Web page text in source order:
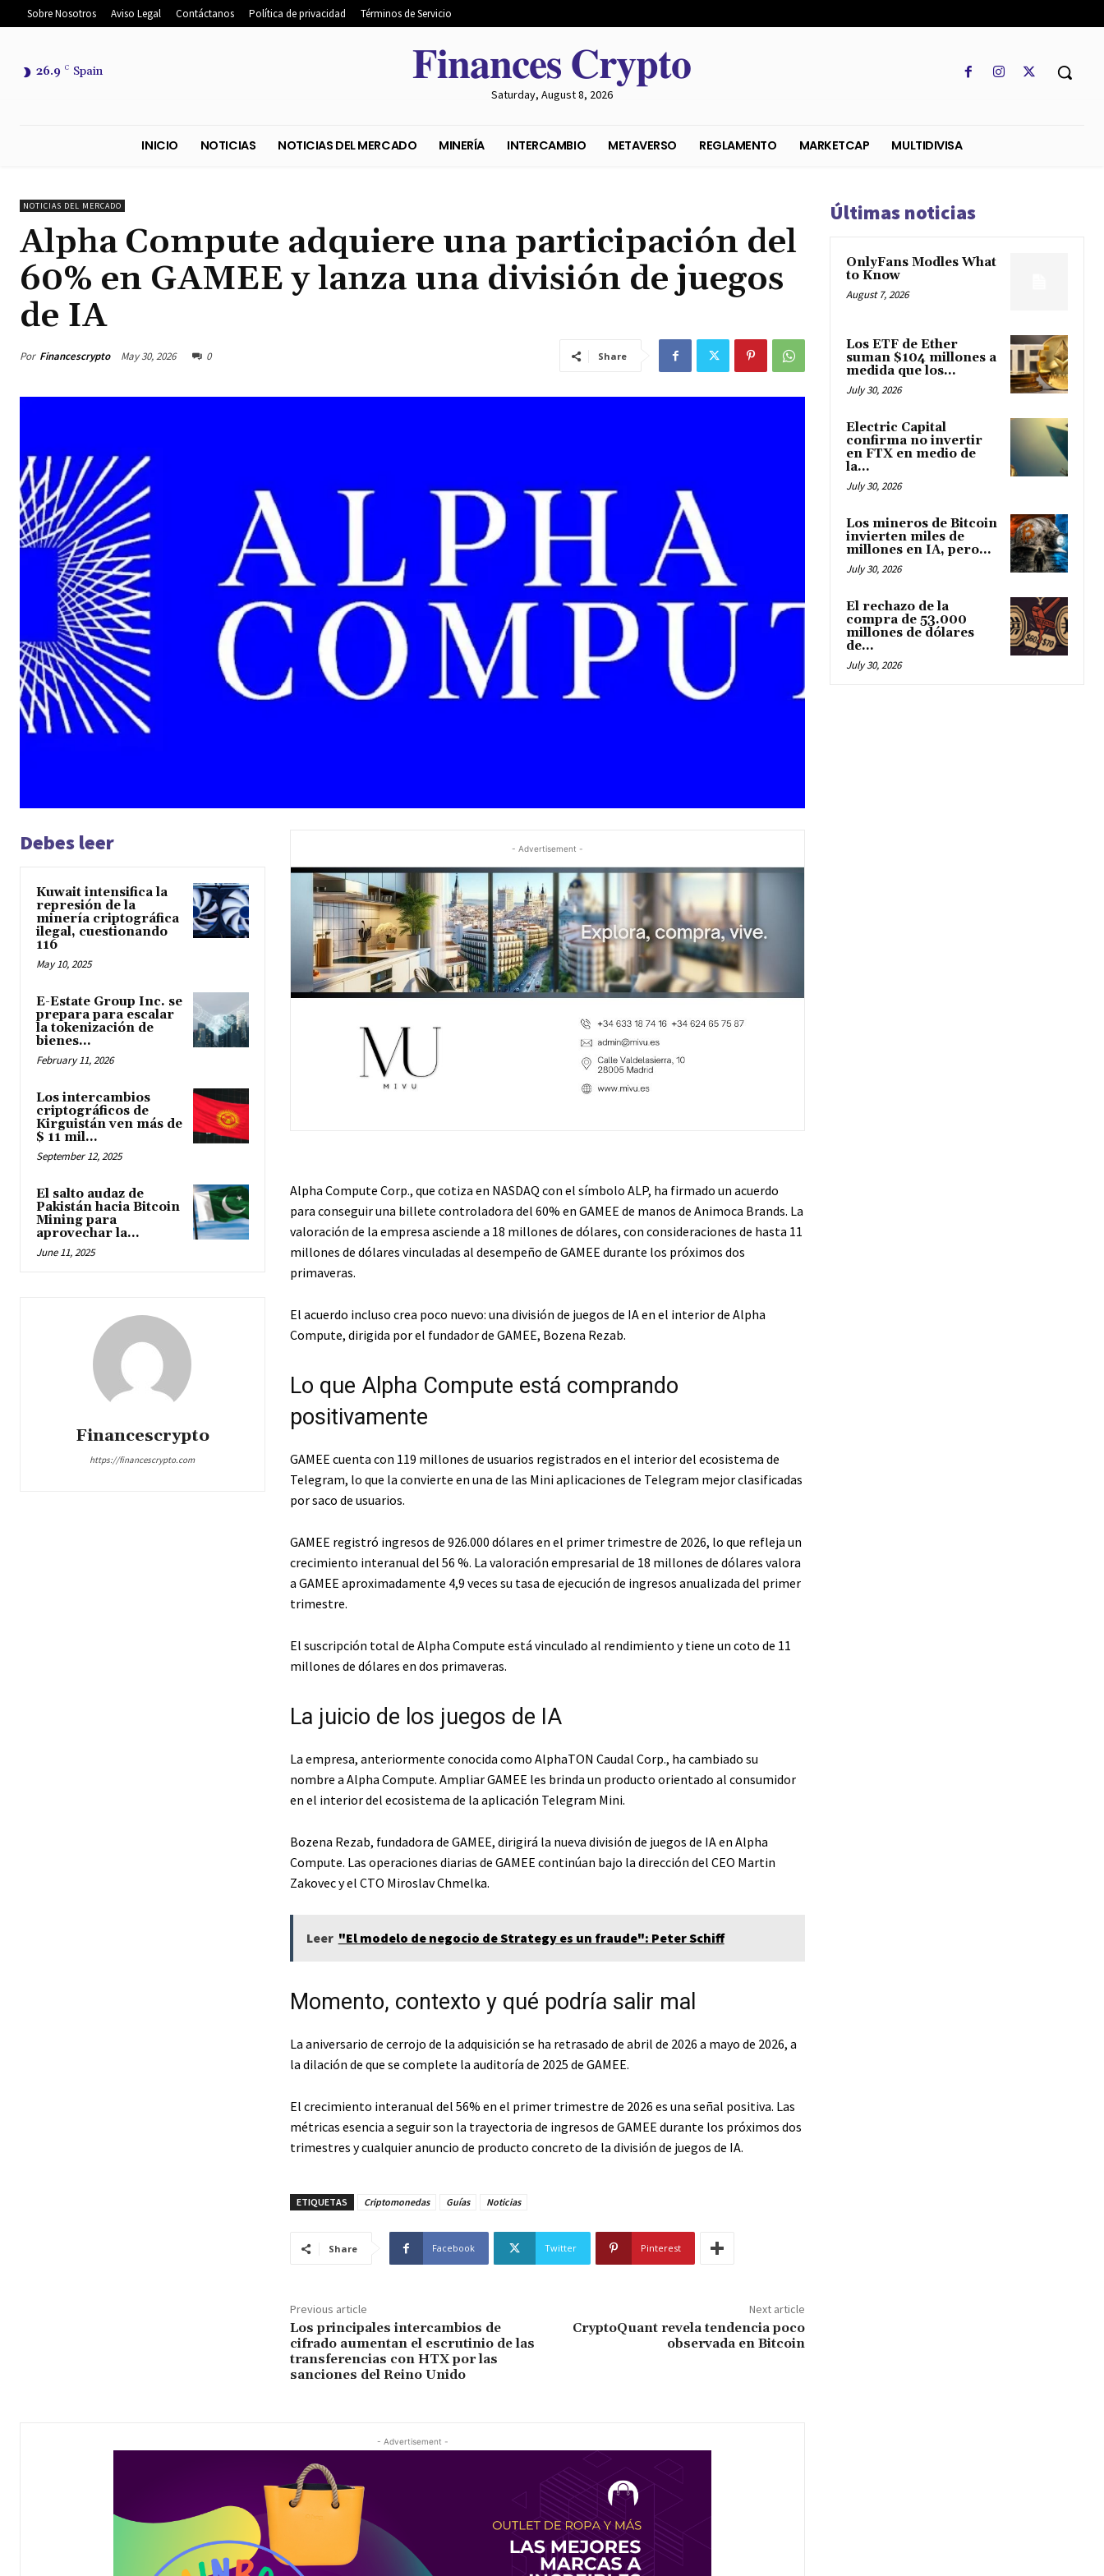
Sobre Nosotros Aviso Legal Contáctanos Política de privacidad Términos de Servicio
26.9 C Spain 𝐅𝐢𝐧𝐚𝐧𝐜𝐞𝐬 𝐂𝐫𝐲𝐩𝐭𝐨
Saturday, August 8, 2026
NOTICIAS DEL MERCADO
Alpha Compute adquiere una participación del
60% en GAMEE y lanza una división de juegos
de IA
Por Financescrypto May 30, 2026 0 Share
Debes leer
Kuwait intensifica la
represión de la
minería criptográfica
ilegal, cuestionando
116
May 10, 2025
E-Estate Group Inc. se
prepara para escalar
la tokenización de
bienes...
February 11, 2026
Los intercambios
criptográficos de
Kirguistán ven más de
$ 11 mil...
September 12, 2025
El salto audaz de
Pakistán hacia Bitcoin
Mining para
aprovechar la...
June 11, 2025
Financescrypto
https://financescrypto.com
- Advertisement -
Alpha Compute Corp., que cotiza en NASDAQ con el símbolo ALP, ha firmado un acuerdo
para conseguir una billete controladora del 60% en GAMEE de manos de Animoca Brands. La
valoración de la empresa asciende a 18 millones de dólares, con consideraciones de hasta 11
millones de dólares vinculadas al desempeño de GAMEE durante los próximos dos
primaveras.
El acuerdo incluso crea poco nuevo: una división de juegos de IA en el interior de Alpha
Compute, dirigida por el fundador de GAMEE, Bozena Rezab.
Lo que Alpha Compute está comprando
positivamente
GAMEE cuenta con 119 millones de usuarios registrados en el interior del ecosistema de
Telegram, lo que la convierte en una de las Mini aplicaciones de Telegram mejor clasificadas
por saco de usuarios.
GAMEE registró ingresos de 926.000 dólares en el primer trimestre de 2026, lo que refleja un
crecimiento interanual del 56 %. La valoración empresarial de 18 millones de dólares valora
a GAMEE aproximadamente 4,9 veces su tasa de ejecución de ingresos anualizada del primer
trimestre.
El suscripción total de Alpha Compute está vinculado al rendimiento y tiene un coto de 11
millones de dólares en dos primaveras.
La juicio de los juegos de IA
La empresa, anteriormente conocida como AlphaTON Caudal Corp., ha cambiado su
nombre a Alpha Compute. Ampliar GAMEE les brinda un producto orientado al consumidor
en el interior del ecosistema de la aplicación Telegram Mini.
Bozena Rezab, fundadora de GAMEE, dirigirá la nueva división de juegos de IA en Alpha
Compute. Las operaciones diarias de GAMEE continúan bajo la dirección del CEO Martin
Zakovec y el CTO Miroslav Chmelka.
Leer "El modelo de negocio de Strategy es un fraude": Peter Schiff
Momento, contexto y qué podría salir mal
La aniversario de cerrojo de la adquisición se ha retrasado de abril de 2026 a mayo de 2026, a
la dilación de que se complete la auditoría de 2025 de GAMEE.
El crecimiento interanual del 56% en el primer trimestre de 2026 es una señal positiva. Las
métricas esencia a seguir son la trayectoria de ingresos de GAMEE durante los próximos dos
trimestres y cualquier anuncio de producto concreto de la división de juegos de IA.
ETIQUETAS Criptomonedas Guías Noticias
Share Facebook Twitter Pinterest
Previous article
Los principales intercambios de
cifrado aumentan el escrutinio de las
transferencias con HTX por las
sanciones del Reino Unido
Next article
CryptoQuant revela tendencia poco
observada en Bitcoin
- Advertisement -
Últimas noticias
OnlyFans Modles What
to Know
August 7, 2026
Los ETF de Ether
suman $104 millones a
medida que los...
July 30, 2026
Electric Capital
confirma no invertir
en FTX en medio de
la...
July 30, 2026
Los mineros de Bitcoin
invierten miles de
millones en IA, pero...
July 30, 2026
El rechazo de la
compra de 53.000
millones de dólares
de...
July 30, 2026